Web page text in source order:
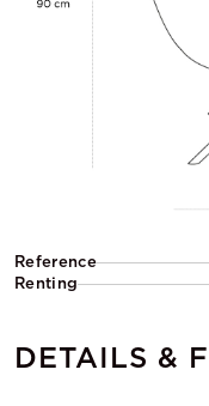
Reference
Renting
DETAILS &